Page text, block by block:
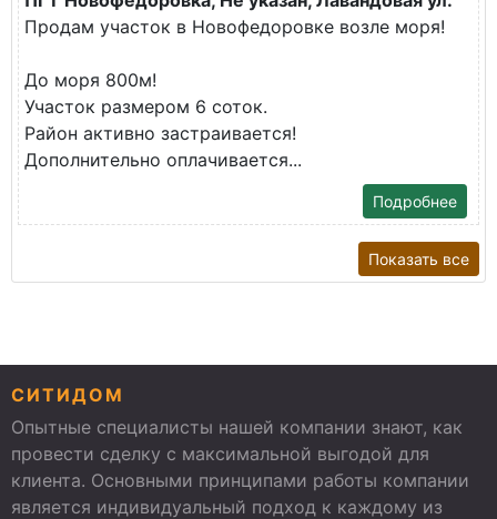
Продам участок в Новофедоровке возле моря!
До моря 800м!
Участок размером 6 соток.
Район активно застраивается!
Дополнительно оплачивается...
Подробнее
Показать все
СИТИДОМ
Опытные специалисты нашей компании знают, как
провести сделку с максимальной выгодой для
клиента. Основными принципами работы компании
является индивидуальный подход к каждому из